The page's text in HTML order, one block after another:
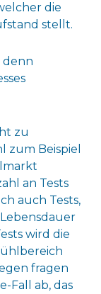
die
stellt.
denn
zu
zum Beispiel
an Tests
auch Tests,
wird die
fragen
Fall ab, das